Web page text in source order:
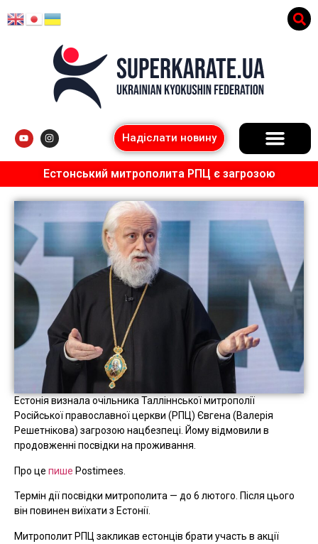
Надіслати новину
Естонський митрополита РПЦ є загрозою
Естонія визнала очільника Талліннської митрополії
Російської православної церкви (РПЦ) Євгена (Валерія
Решетнікова) загрозою нацбезпеці. Йому відмовили в
продовженні посвідки на проживання.
Про це пише Postimees.
Термін дії посвідки митрополита — до 6 лютого. Після цього
він повинен виїхати з Естонії.
Митрополит РПЦ закликав естонців брати участь в акції